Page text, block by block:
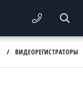
/ ВИДЕОРЕГИСТРАТОРЫ